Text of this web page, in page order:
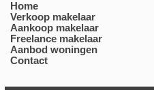
Home
Verkoop makelaar
Aankoop makelaar
Freelance makelaar
Aanbod woningen
Contact